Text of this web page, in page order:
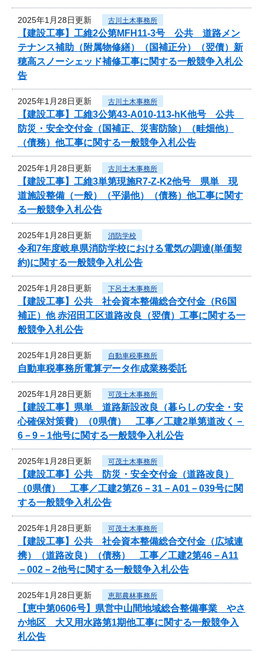
2025年1月28日更新 古川土木事務所
【建設工事】工維2公第MFH11-3号 公共 道路メン
テナンス補助（附属物修繕）（国補正分）（翌債）新
穂高スノーシェッド補修工事に関する一般競争入札公
告
2025年1月28日更新 古川土木事務所
【建設工事】工維3公第43-A010-113-hK他号 公共
防災・安全交付金（国補正、災害防除）（畦畑他）
（債務）他工事に関する一般競争入札公告
2025年1月28日更新 古川土木事務所
【建設工事】工維3単第現施R7-Z-K2他号 県単 現
道施設整備（一般）（平湯他）（債務）他工事に関す
る一般競争入札公告
2025年1月28日更新 消防学校
令和7年度岐阜県消防学校における電気の調達(単価契
約)に関する一般競争入札公告
2025年1月28日更新 下呂土木事務所
【建設工事】公共 社会資本整備総合交付金（R6国
補正）他 赤沼田工区道路改良（翌債）工事に関する一
般競争入札公告
2025年1月28日更新 自動車税事務所
自動車税事務所電算データ作成業務委託
2025年1月28日更新 可茂土木事務所
【建設工事】県単 道路新設改良（暮らしの安全・安
心確保対策費）（0県債） 工事／工建2単第道改く－
6－9－1他号に関する一般競争入札公告
2025年1月28日更新 可茂土木事務所
【建設工事】公共 防災・安全交付金（道路改良）
（0県債） 工事／工建2第Z6－31－A01－039号に関
する一般競争入札公告
2025年1月28日更新 可茂土木事務所
【建設工事】公共 社会資本整備総合交付金（広域連
携）（道路改良）（債務） 工事／工建2第46－A11
－002－2他号に関する一般競争入札公告
2025年1月28日更新 恵那農林事務所
【恵中第0606号】県営中山間地域総合整備事業 やさ
か地区 大又用水路第1期他工事に関する一般競争入
札公告